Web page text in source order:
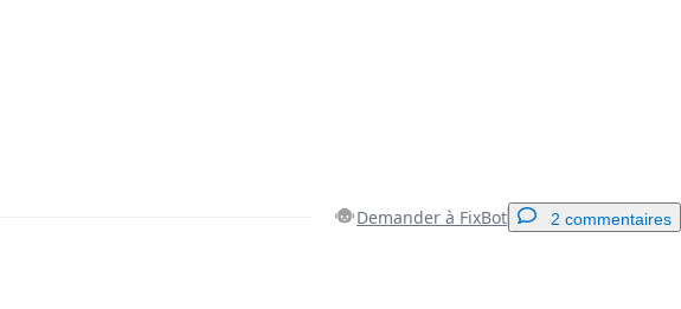
Demander à FixBot 2 commentaires